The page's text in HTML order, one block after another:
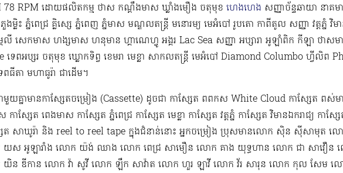
78 RPM​ ដោយផលិតកម្ម ថាស កណ្ដឹងមាស ឃ្លាំងមឿង ចតុមុខ ហេងហេង សញ្ញាច័ន្ទឆាយា នាគ
ម្លិះ ភ្នំពេជ្រ គ្លិស្សេ ភ្នំពេញ ភ្នំមាស មណ្ឌលតន្រ្តី មនោរម្យ មេអំបៅ រូបតោ កាពីតូល សញ្ញា វត្តភ្នំ
លី សេកមាស ហង្សមាស ហនុមាន ហ្គាណេហ្វូ​ អង្គរ Lac Sea សញ្ញា អប្សារា អូឡាំពិក កីឡា ថាសមា
ទេពអប្សរ ចតុមុខ ឃ្លោកទិព្វ ខេមរា មេខ្លា សាកលតន្ត្រី មេអំបៅ Diamond Columbo ហ្វីលិព
េពធីតា មហាធូរ៉ា ជាដើម​។
មួយគ្នាមានកាសែ្សតចម្រៀង (Cassette) ដូចជា កាស្សែត ពពកស White Cloud កាស្សែត ពស់ម
ាស្សែត ពេងមាស កាស្សែត ភ្នំពេជ្រ កាស្សែត មេខ្លា កាស្សែត វត្តភ្នំ កាស្សែត វិមានឯករាជ្យ កា
ត សាឃូរ៉ា និង reel to reel tape ក្នុងជំនាន់នោះ អ្នកចម្រៀង ប្រុសមាន​លោក ស៊ិន ស៊ីសាមុត ល
ស អូឡារាំង លោក យ៉ង់ ឈាង លោក ពេជ្រ សាមឿន លោក គាង យុទ្ធហាន លោក ជា សាវឿ
ន ឌីកាន លោក វ៉ា សូវី លោក ឡឹក សាវ៉ាត លោក ហួរ ឡាវី លោក វ័រ សារុន​ លោក កុល សែម